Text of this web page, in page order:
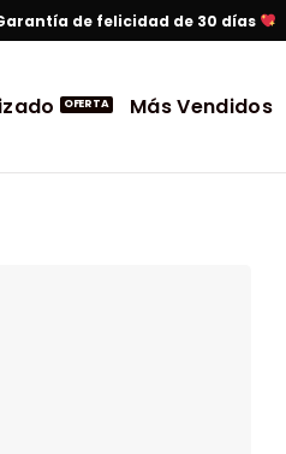
de felicidad de 30 días
Más Vendidos